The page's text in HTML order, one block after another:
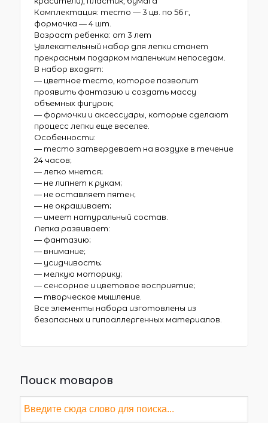
Комплектация: тесто — 3 цв. по 56 г,
формочка — 4 шт.
Возраст ребенка: от 3 лет
Увлекательный набор для лепки станет
прекрасным подарком маленьким непоседам.
В набор входят:
— цветное тесто, которое позволит
проявить фантазию и создать массу
объемных фигурок;
— формочки и аксессуары, которые сделают
процесс лепки еще веселее.
Особенности:
— тесто затвердевает на воздухе в течение
24 часов;
— легко мнется;
— не липнет к рукам;
— не оставляет пятен;
— не окрашивает;
— имеет натуральный состав.
Лепка развивает:
— фантазию;
— внимание;
— усидчивость;
— мелкую моторику;
— сенсорное и цветовое восприятие;
— творческое мышление.
Все элементы набора изготовлены из
безопасных и гипоаллергенных материалов.
Поиск товаров